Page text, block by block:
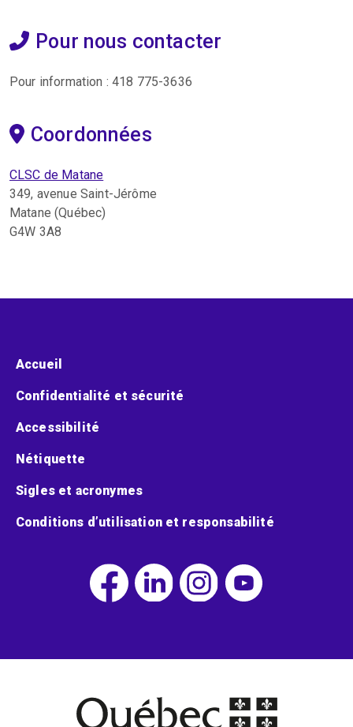
Pour nous contacter
Pour information : 418 775-3636
Coordonnées
CLSC de Matane
349, avenue Saint-Jérôme
Matane (Québec)
G4W 3A8
Menu pied de page
Accueil
Confidentialité et sécurité
Accessibilité
Nétiquette
Sigles et acronymes
Conditions d’utilisation et responsabilité